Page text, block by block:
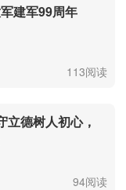
113阅读
94阅读